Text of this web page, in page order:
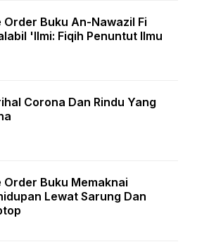
Order Buku An-Nawazil Fi
'Ilmi: Fiqih Penuntut Ilmu
Corona Dan Rindu Yang
Order Buku Memaknai
Lewat Sarung Dan